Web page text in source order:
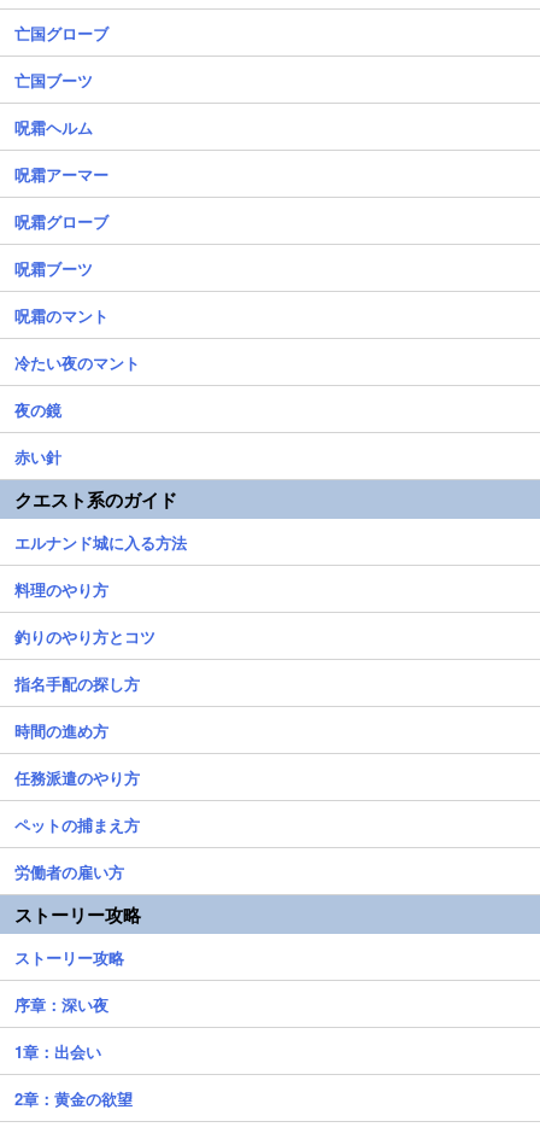
亡国グローブ
亡国ブーツ
呪霜ヘルム
呪霜アーマー
呪霜グローブ
呪霜ブーツ
呪霜のマント
冷たい夜のマント
夜の鏡
赤い針
クエスト系のガイド
エルナンド城に入る方法
料理のやり方
釣りのやり方とコツ
指名手配の探し方
時間の進め方
任務派遣のやり方
ペットの捕まえ方
労働者の雇い方
ストーリー攻略
ストーリー攻略
序章：深い夜
1章：出会い
2章：黄金の欲望